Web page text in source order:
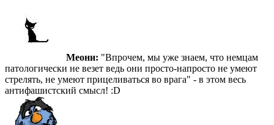
Меони: "Впрочем, мы уже знаем, что немцам
патологически не везет ведь они просто-напросто не умеют
стрелять, не умеют прицеливаться во врага" - в этом весь
антифашистский смысл! :D